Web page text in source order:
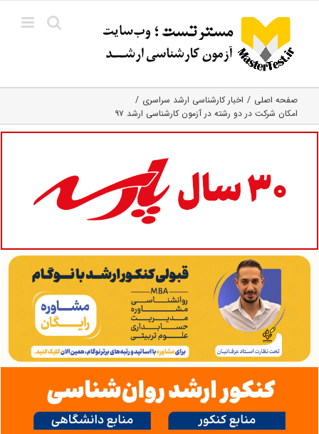
content
صفحه اصلی
اخبار کارشناسی ارشد سراسری
امکان شرکت در دو رشته در آزمون کارشناسی ارشد ۹۷